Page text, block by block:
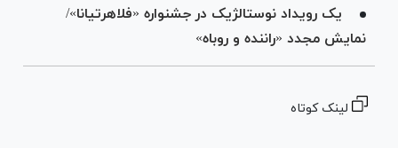
یک رویداد نوستالژیک در جشنواره «فلاهرتیانا»/
نمایش مجدد «راننده و روباه»
لینک کوتاه